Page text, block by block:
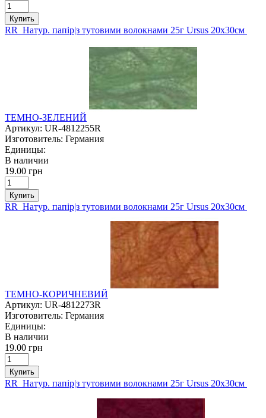
Купить
RR Натур. папір|з тутовими волокнами 25г Ursus 20х30см
ТЕМНО-ЗЕЛЕНИЙ
Артикул: UR-4812255R
Изготовитель: Германия
Единицы:
В наличии
19.00 грн
Купить
RR Натур. папір|з тутовими волокнами 25г Ursus 20х30см
ТЕМНО-КОРИЧНЕВИЙ
Артикул: UR-4812273R
Изготовитель: Германия
Единицы:
В наличии
19.00 грн
Купить
RR Натур. папір|з тутовими волокнами 25г Ursus 20х30см